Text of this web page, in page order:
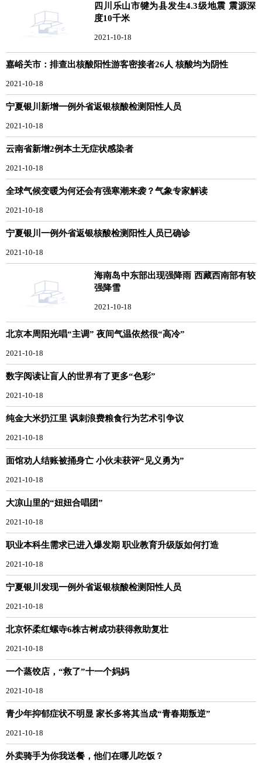
四川乐山市犍为县发生4.3级地震 震源深
度10千米
2021-10-18
嘉峪关市：排查出核酸阳性游客密接者26人 核酸均为阴性
2021-10-18
宁夏银川新增一例外省返银核酸检测阳性人员
2021-10-18
云南省新增2例本土无症状感染者
2021-10-18
全球气候变暖为何还会有强寒潮来袭？气象专家解读
2021-10-18
宁夏银川一例外省返银核酸检测阳性人员已确诊
2021-10-18
海南岛中东部出现强降雨 西藏西南部有较
强降雪
2021-10-18
北京本周阳光唱“主调” 夜间气温依然很“高冷”
2021-10-18
数字阅读让盲人的世界有了更多“色彩”
2021-10-18
纯金大米扔江里 讽刺浪费粮食行为艺术引争议
2021-10-18
面馆劝人结账被捅身亡 小伙未获评“见义勇为”
2021-10-18
大凉山里的“妞妞合唱团”
2021-10-18
职业本科生需求已进入爆发期 职业教育升级版如何打造
2021-10-18
宁夏银川发现一例外省返银核酸检测阳性人员
2021-10-18
北京怀柔红螺寺6株古树成功获得救助复壮
2021-10-18
一个蒸饺店，“救了”十一个妈妈
2021-10-18
青少年抑郁症状不明显 家长多将其当成“青春期叛逆”
2021-10-18
外卖骑手为你我送餐，他们在哪儿吃饭？